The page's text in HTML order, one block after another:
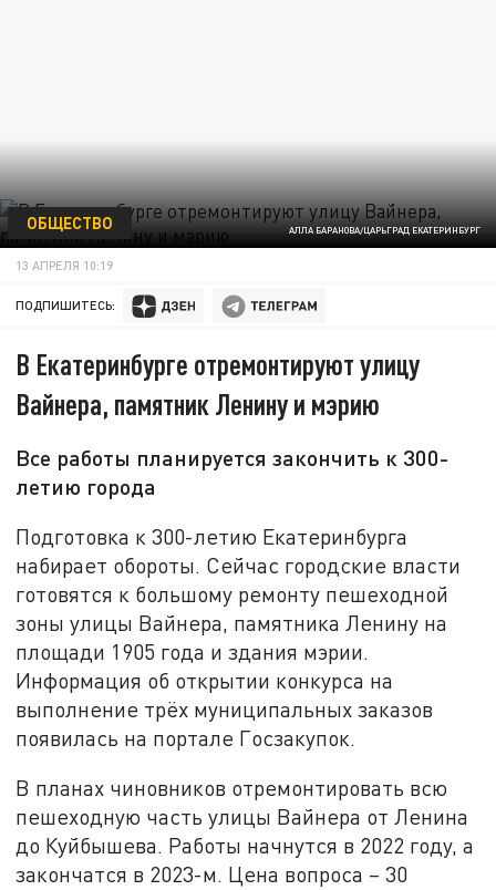
АЛЛА БАРАНОВА/ЦАРЬГРАД ЕКАТЕРИНБУРГ
ОБЩЕСТВО
13 АПРЕЛЯ 10:19
ПОДПИШИТЕСЬ:
В Екатеринбурге отремонтируют улицу
Вайнера, памятник Ленину и мэрию
Все работы планируется закончить к 300-
летию города
Подготовка к 300-летию Екатеринбурга
набирает обороты. Сейчас городские власти
готовятся к большому ремонту пешеходной
зоны улицы Вайнера, памятника Ленину на
площади 1905 года и здания мэрии.
Информация об открытии конкурса на
выполнение трёх муниципальных заказов
появилась на портале Госзакупок.
В планах чиновников отремонтировать всю
пешеходную часть улицы Вайнера от Ленина
до Куйбышева. Работы начнутся в 2022 году, а
закончатся в 2023-м. Цена вопроса – 30